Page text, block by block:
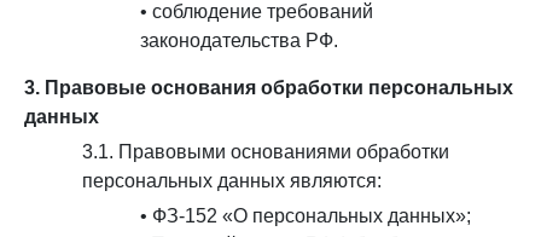
• соблюдение требований
законодательства РФ.
3. Правовые основания обработки персональных
данных
3.1. Правовыми основаниями обработки
персональных данных являются:
• ФЗ-152 «О персональных данных»;